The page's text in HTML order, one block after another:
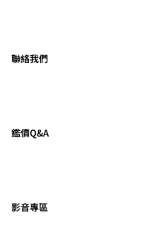
聯絡我們
鑑價Q&A
影音專區